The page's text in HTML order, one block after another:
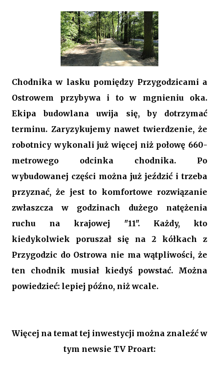
przewodniczącą została Joanna Jabłecka -
dotychczasowa wiceprzewodnicząca.
Chodnika w lasku pomiędzy Przygodzicami a
Ostrowem przybywa i to w mgnieniu oka.
Ekipa budowlana uwija się, by dotrzymać
terminu. Zaryzykujemy nawet twierdzenie, że
robotnicy wykonali już więcej niż połowę 660-
metrowego odcinka chodnika. Po
wybudowanej części można już jeździć i trzeba
przyznać, że jest to komfortowe rozwiązanie
zwłaszcza w godzinach dużego natężenia
ruchu na krajowej "11". Każdy, kto
kiedykolwiek poruszał się na 2 kółkach z
Przygodzic do Ostrowa nie ma wątpliwości, że
ten chodnik musiał kiedyś powstać. Można
powiedzieć: lepiej późno, niż wcale.
Więcej na temat tej inwestycji można znaleźć w
tym newsie TV Proart: